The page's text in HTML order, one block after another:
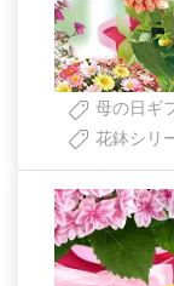
母の日ギ
花鉢シリ